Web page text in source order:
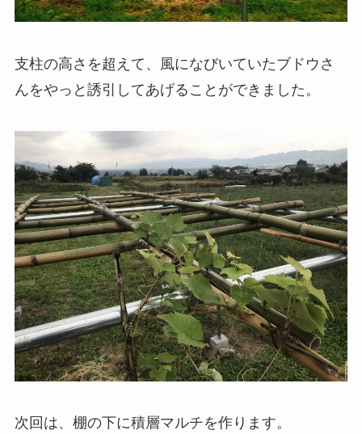
支柱の高さを超えて、風になびいていたブドウさ
んをやっと誘引してあげることができました。
次回は、棚の下に積層マルチを作ります。